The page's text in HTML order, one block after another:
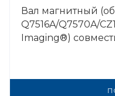
Вал магнитный
Q7516A/Q7570A/
Imaging®)